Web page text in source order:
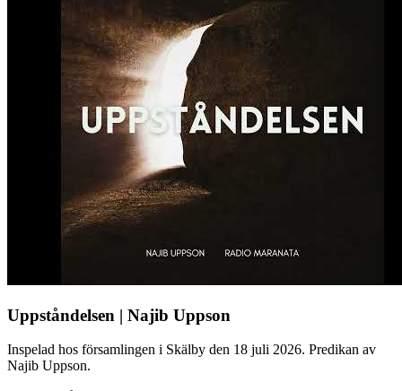
Uppståndelsen | Najib Uppson
Inspelad hos församlingen i Skälby den 18 juli 2026. Predikan av
Najib Uppson.